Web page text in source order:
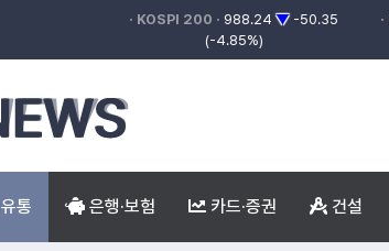
· KOSPI 200 · 988.24▼ -50.35
(-4.85%)
유통 은행·보험 카드·증권 건설
8.한성자동차
4.한국남동발전
3.현대산업개발